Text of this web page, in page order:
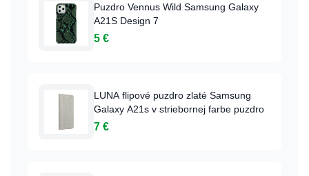
Puzdro Vennus Wild Samsung Galaxy
A21S Design 7
5 €
LUNA flipové puzdro zlaté Samsung
Galaxy A21s v striebornej farbe puzdro
7 €